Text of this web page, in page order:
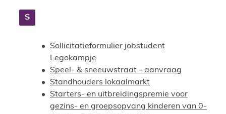
S
Sollicitatieformulier jobstudent
Legokampje
Speel- & sneeuwstraat - aanvraag
Standhouders lokaalmarkt
Starters- en uitbreidingspremie voor
gezins- en groepsopvang kinderen van 0-